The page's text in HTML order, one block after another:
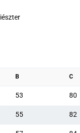
B C
53 80
55 82